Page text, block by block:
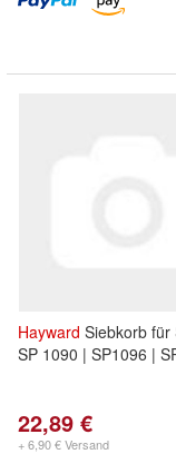
Hayward Siebkorb für
SP 1090 | SP1096 |
22,89 €
+ 6,90 € Versand